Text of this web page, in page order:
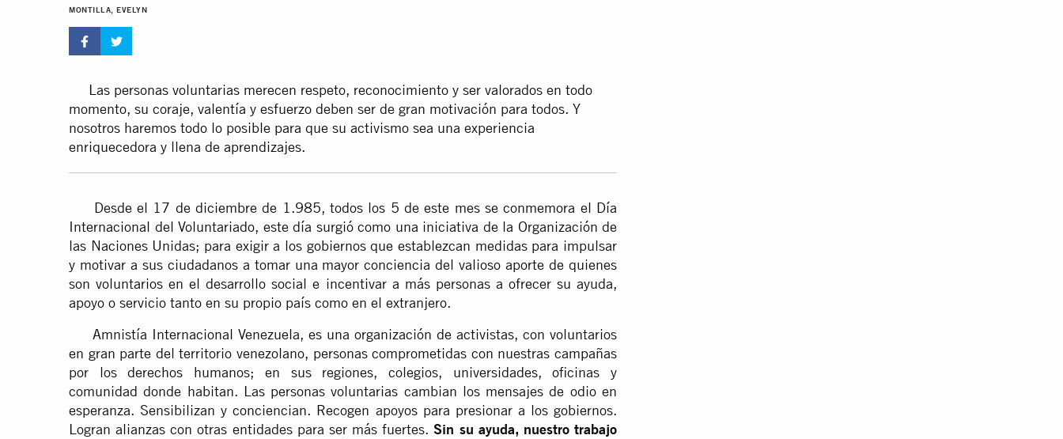
MONTILLA, EVELYN
Las personas voluntarias merecen respeto, reconocimiento y ser valorados en todo
momento, su coraje, valentía y esfuerzo deben ser de gran motivación para todos. Y
nosotros haremos todo lo posible para que su activismo sea una experiencia
enriquecedora y llena de aprendizajes.
Desde el 17 de diciembre de 1.985, todos los 5 de este mes se conmemora el Día
Internacional del Voluntariado, este día surgió como una iniciativa de la Organización de
las Naciones Unidas; para exigir a los gobiernos que establezcan medidas para impulsar
y motivar a sus ciudadanos a tomar una mayor conciencia del valioso aporte de quienes
son voluntarios en el desarrollo social e incentivar a más personas a ofrecer su ayuda,
apoyo o servicio tanto en su propio país como en el extranjero.
Amnistía Internacional Venezuela, es una organización de activistas, con voluntarios
en gran parte del territorio venezolano, personas comprometidas con nuestras campañas
por los derechos humanos; en sus regiones, colegios, universidades, oficinas y
comunidad donde habitan. Las personas voluntarias cambian los mensajes de odio en
esperanza. Sensibilizan y conciencian. Recogen apoyos para presionar a los gobiernos.
Logran alianzas con otras entidades para ser más fuertes. Sin su ayuda, nuestro trabajo